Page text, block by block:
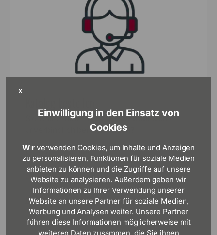
X
Einwilligung in den Einsatz von
Cookies
Wir verwenden Cookies, um Inhalte und Anzeigen
zu personalisieren, Funktionen für soziale Medien
anbieten zu können und die Zugriffe auf unsere
Website zu analysieren. Außerdem geben wir
Informationen zu Ihrer Verwendung unserer
Website an unsere Partner für soziale Medien,
Werbung und Analysen weiter. Unsere Partner
führen diese Informationen möglicherweise mit
weiteren Daten zusammen, die Sie ihnen
Sie wollen noch mehr wissen oder sich
unverbindlich beraten lassen?
Kostenlose Hotline:
0800 8991000
Kostenlosen Katalog bestellen